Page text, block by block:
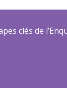
clés de